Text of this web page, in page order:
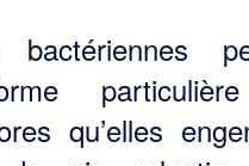
qu’elles